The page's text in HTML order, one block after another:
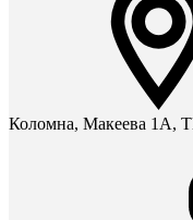
Коломна, Макеева 1А,